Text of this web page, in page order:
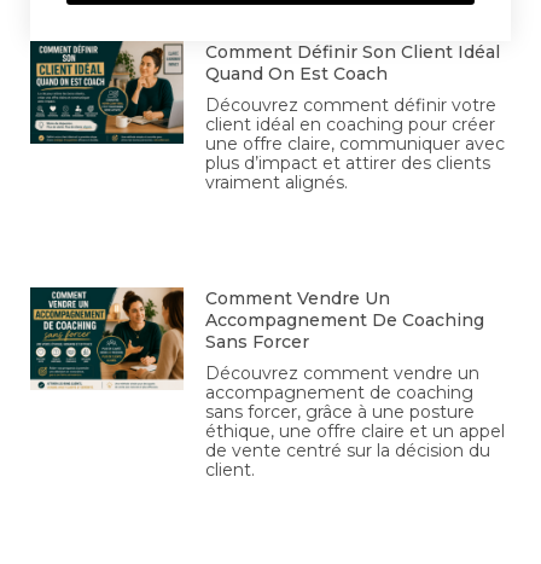
Comment Définir Son Client Idéal
Quand On Est Coach
Découvrez comment définir votre
client idéal en coaching pour créer
une offre claire, communiquer avec
plus d’impact et attirer des clients
vraiment alignés.
Comment Vendre Un
Accompagnement De Coaching
Sans Forcer
Découvrez comment vendre un
accompagnement de coaching
sans forcer, grâce à une posture
éthique, une offre claire et un appel
de vente centré sur la décision du
client.